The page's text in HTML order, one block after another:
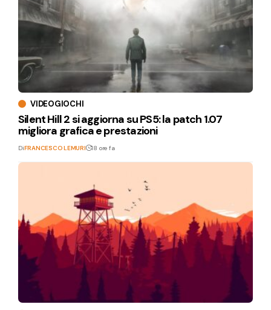
VIDEOGIOCHI
Silent Hill 2 si aggiorna su PS5: la patch 1.07
migliora grafica e prestazioni
DiFRANCESCO LEMURI 18 ore fa